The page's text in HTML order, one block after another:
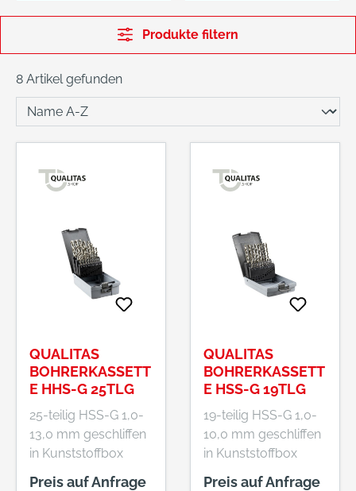
Produkte filtern
8 Artikel gefunden
QUALITAS
BOHRERKASSETT
E HHS-G 25TLG
25-teilig HSS-G 1,0-
13,0 mm geschliffen
in Kunststoffbox
Preis auf Anfrage
QUALITAS
BOHRERKASSETT
E HSS-G 19TLG
19-teilig HSS-G 1,0-
10,0 mm geschliffen
in Kunststoffbox
Preis auf Anfrage